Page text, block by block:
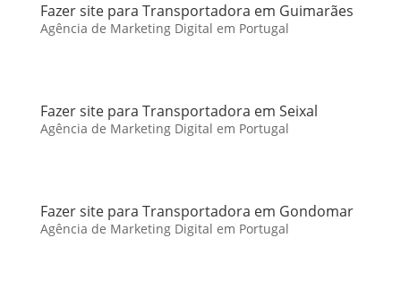
Fazer site para Transportadora em Guimarães
Agência de Marketing Digital em Portugal
Fazer site para Transportadora em Seixal
Agência de Marketing Digital em Portugal
Fazer site para Transportadora em Gondomar
Agência de Marketing Digital em Portugal